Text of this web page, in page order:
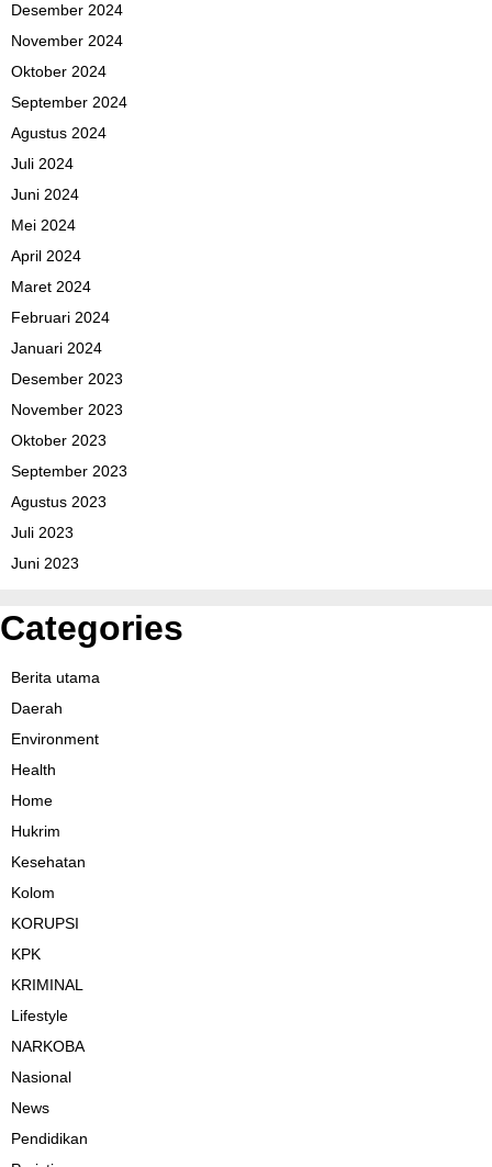
Desember 2024
November 2024
Oktober 2024
September 2024
Agustus 2024
Juli 2024
Juni 2024
Mei 2024
April 2024
Maret 2024
Februari 2024
Januari 2024
Desember 2023
November 2023
Oktober 2023
September 2023
Agustus 2023
Juli 2023
Juni 2023
Categories
Berita utama
Daerah
Environment
Health
Home
Hukrim
Kesehatan
Kolom
KORUPSI
KPK
KRIMINAL
Lifestyle
NARKOBA
Nasional
News
Pendidikan